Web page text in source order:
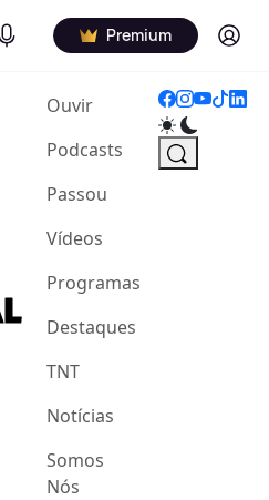
Podcasts Premium Log in
Ouvir(current)
Podcasts
Passou
Vídeos
Programas
Destaques
TNT
Notícias
Somos
Nós